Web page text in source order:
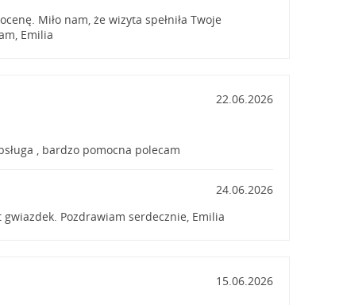
Miło nam, że wizyta spełniła Twoje
Emilia
22.06.2026
, bardzo pomocna polecam
24.06.2026
Pozdrawiam serdecznie, Emilia
15.06.2026